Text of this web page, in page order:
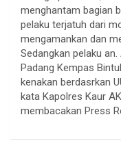
menghantam bagian
pelaku terjatuh dari
mengamankan dan
Sedangkan pelaku
Padang Kempas
kenakan berdasrkan
kata Kapolres Kaur
membacakan Press